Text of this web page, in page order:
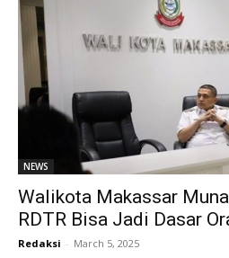
NEWS
Walikota Makassar
RDTR Bisa Jadi Dasar
Redaksi - March 5, 2025